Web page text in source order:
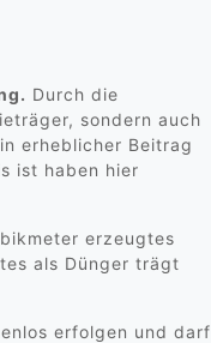
Durch die
sondern auch
erheblicher Beitrag
ist haben hier
erzeugtes
als Dünger trägt
erfolgen und darf